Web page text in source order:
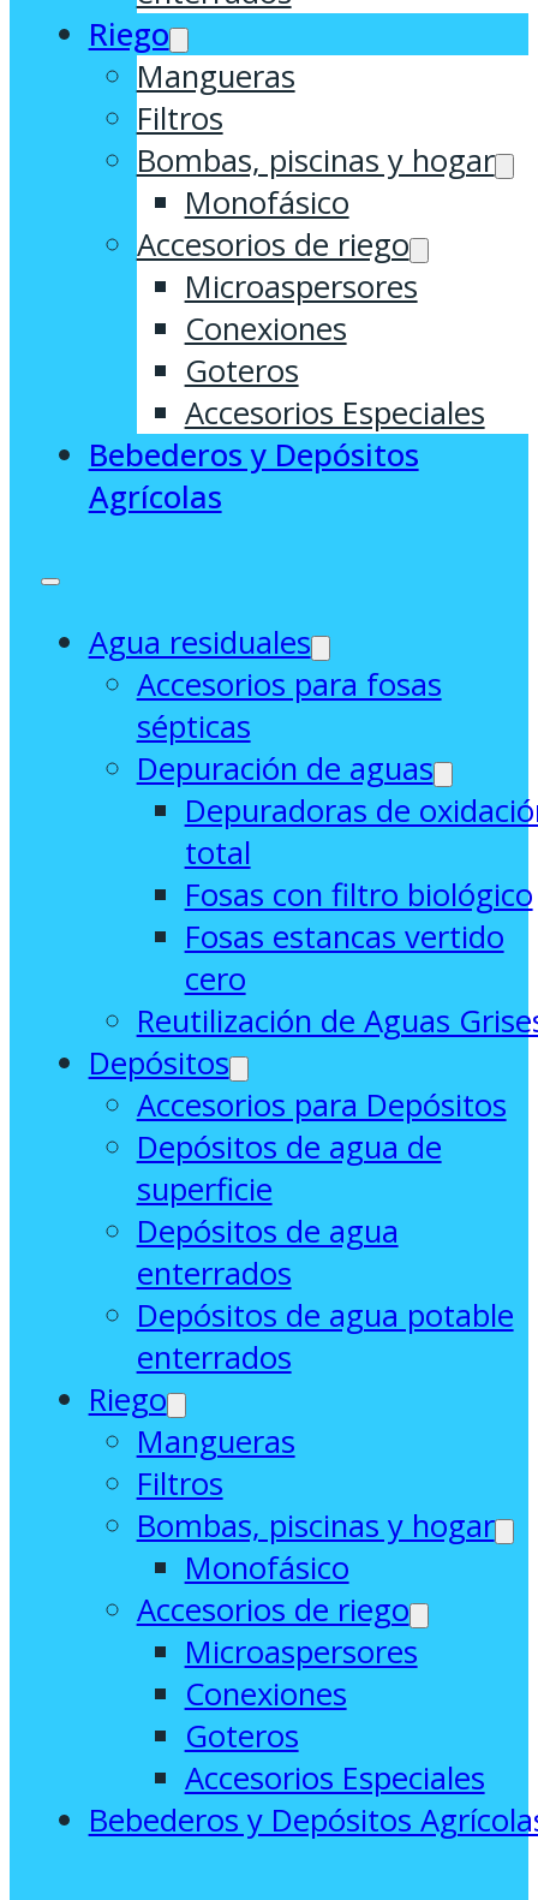
Riego
Mangueras
Filtros
Bombas, piscinas y hogar
Monofásico
Accesorios de riego
Microaspersores
Conexiones
Goteros
Accesorios Especiales
Bebederos y Depósitos
Agrícolas
Agua residuales
Accesorios para fosas
sépticas
Depuración de aguas
Depuradoras de
total
Fosas con filtro biológico
Fosas estancas vertido
cero
Reutilización de Aguas
Depósitos
Accesorios para Depósitos
Depósitos de agua de
superficie
Depósitos de agua
enterrados
Depósitos de agua potable
enterrados
Riego
Mangueras
Filtros
Bombas, piscinas y hogar
Monofásico
Accesorios de riego
Microaspersores
Conexiones
Goteros
Accesorios Especiales
Bebederos y Depósitos